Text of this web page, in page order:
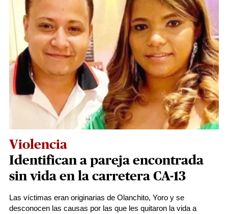
Violencia
Identifican a pareja encontrada
sin vida en la carretera CA-13
Las víctimas eran originarias de Olanchito, Yoro y se
desconocen las causas por las que les quitaron la vida a